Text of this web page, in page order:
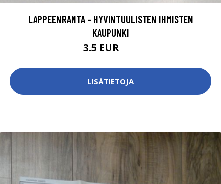
LAPPEENRANTA - HYVINTUULISTEN IHMISTEN
KAUPUNKI
3.5 EUR
LISÄTIETOJA